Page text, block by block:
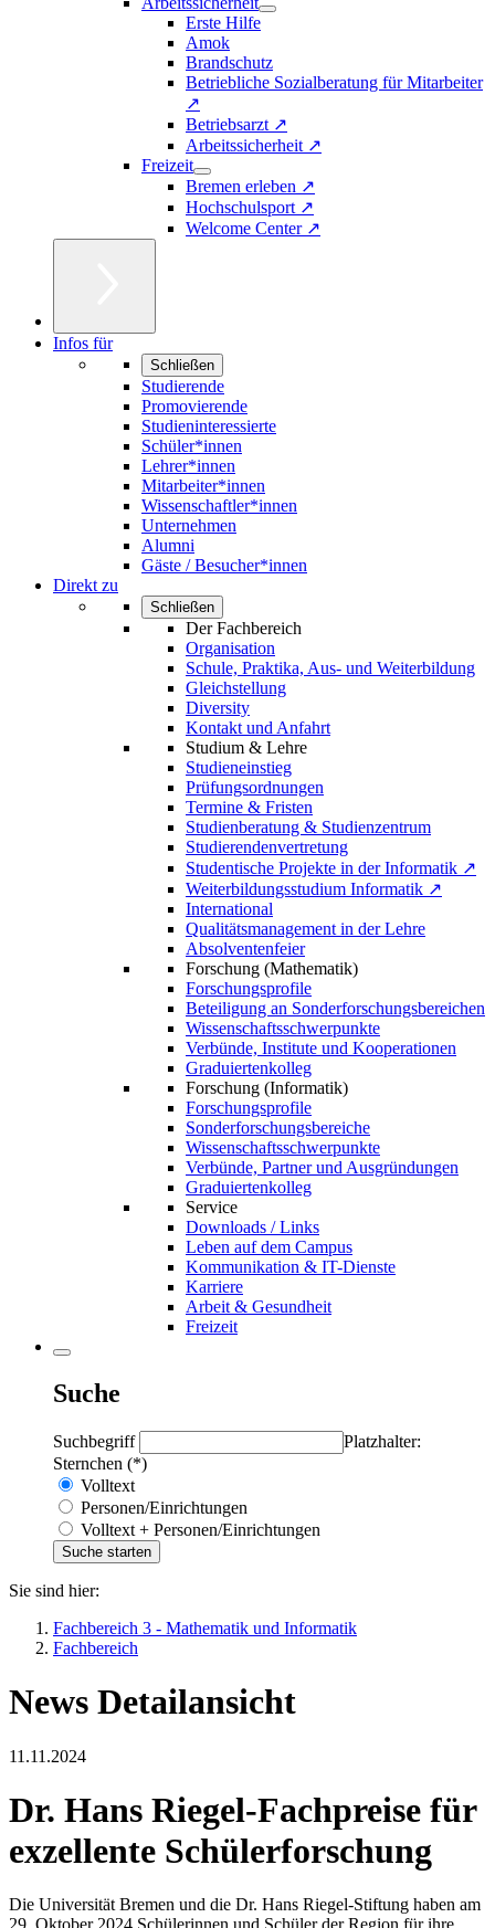
Erste Hilfe
Amok
Brandschutz
Betriebliche Sozialberatung für Mitarbeiter
↗
Betriebsarzt ↗
Arbeitssicherheit ↗
Freizeit
Bremen erleben ↗
Hochschulsport ↗
Welcome Center ↗
Infos für
Schließen
Studierende
Promovierende
Studieninteressierte
Schüler*innen
Lehrer*innen
Mitarbeiter*innen
Wissenschaftler*innen
Unternehmen
Alumni
Gäste / Besucher*innen
Direkt zu
Schließen
Der Fachbereich
Organisation
Schule, Praktika, Aus- und Weiterbildung
Gleichstellung
Diversity
Kontakt und Anfahrt
Studium & Lehre
Studieneinstieg
Prüfungsordnungen
Termine & Fristen
Studienberatung & Studienzentrum
Studierendenvertretung
Studentische Projekte in der Informatik ↗
Weiterbildungsstudium Informatik ↗
International
Qualitätsmanagement in der Lehre
Absolventenfeier
Forschung (Mathematik)
Forschungsprofile
Beteiligung an Sonderforschungsbereichen
Wissenschaftsschwerpunkte
Verbünde, Institute und Kooperationen
Graduiertenkolleg
Forschung (Informatik)
Forschungsprofile
Sonderforschungsbereiche
Wissenschaftsschwerpunkte
Verbünde, Partner und Ausgründungen
Graduiertenkolleg
Service
Downloads / Links
Leben auf dem Campus
Kommunikation & IT-Dienste
Karriere
Arbeit & Gesundheit
Freizeit
Suche
Suchbegriff
Platzhalter:
Sternchen (*)
Volltext
Personen/Einrichtungen
Volltext + Personen/Einrichtungen
Sie sind hier:
Fachbereich 3 - Mathematik und Informatik
Fachbereich
News Detailansicht
11.11.2024
Dr. Hans Riegel-Fachpreise für
exzellente Schülerforschung
Die Universität Bremen und die Dr. Hans Riegel-Stiftung haben am